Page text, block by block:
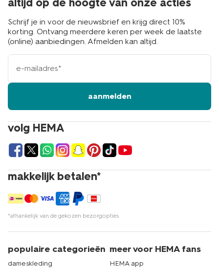
volg HEMA
makkelijk betalen*
*afhankelijk van de gekozen bezorgopties
Schrijf je in voor de nieuwsbrief en krijg direct 10%
korting. Ontvang meerdere keren per week de laatste
(online) aanbiedingen. Afmelden kan altijd.
e-
mailadres
aanmelden
populaire categorieën
dameskleding
meer voor HEMA fans
HEMA app